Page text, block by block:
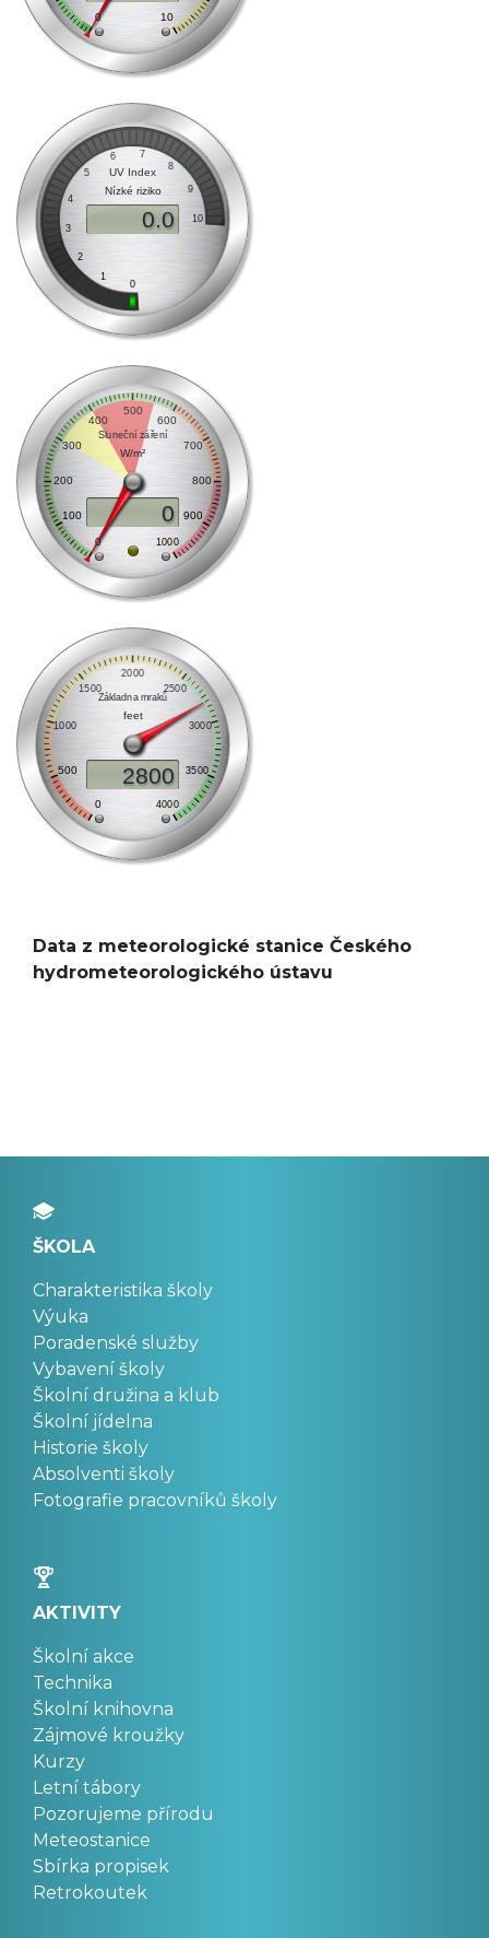
Data z meteorologické stanice Českého
hydrometeorologického ústavu
ŠKOLA
Charakteristika školy
Výuka
Poradenské služby
Vybavení školy
Školní družina a klub
Školní jídelna
Historie školy
Absolventi školy
Fotografie pracovníků školy
AKTIVITY
Školní akce
Technika
Školní knihovna
Zájmové kroužky
Kurzy
Letní tábory
Pozorujeme přírodu
Meteostanice
Sbírka propisek
Retrokoutek